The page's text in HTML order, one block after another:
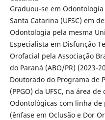
Graduou-se em
Santa Catarina (UFSC) em
Odontologia pela mesma
Especialista em Disfunção
Orofacial pela Associação
do Paraná (ABO/PR) (2023-
Doutorado do Programa de
(PPGO) da UFSC, na área
Odontológicas com linha de
(ênfase em Oclusão e Dor